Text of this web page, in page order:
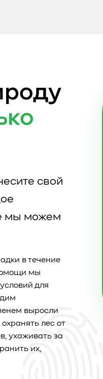
свой
мы можем
в течение
мы
для
выросли
лес от
ухаживать за
их,